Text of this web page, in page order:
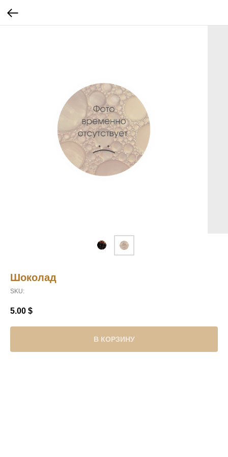
Шоколад
SKU:
5.00 $
В КОРЗИНУ